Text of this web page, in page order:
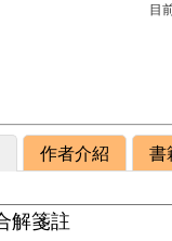
目
作者介紹 書